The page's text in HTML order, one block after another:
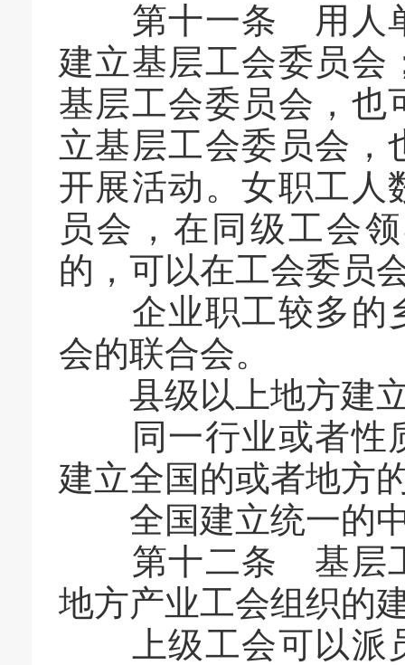
第十一条 用人单
建立基层工会委员会
基层工会委员会，也
立基层工会委员会，
开展活动。女职工人
员会，在同级工会
的，可以在工会委员
企业职工较多的乡
会的联合会。
县级以上地方建立
同一行业或者性质
建立全国的或者地方
全国建立统一的中
第十二条 基层工
地方产业工会组织的
上级工会可以派员